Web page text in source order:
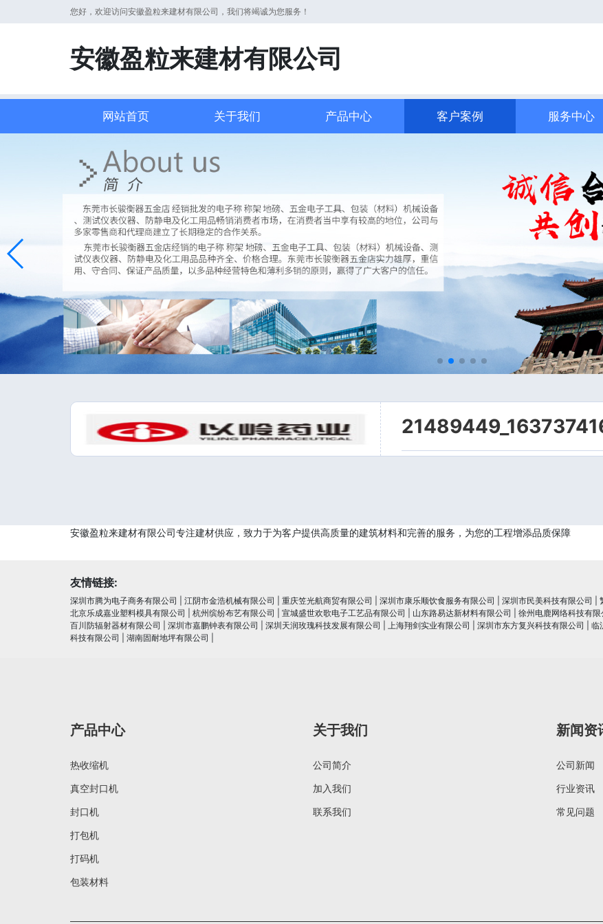
您好，欢迎访问安徽盈粒来建材有限公司，我们将竭诚为您服务！
安徽盈粒来建材有限公司
网站首页 关于我们 产品中心 客户案例 服务中心
安徽盈粒来建材有限公司专注建材供应，致力于为客户提供高质量的建筑材料和完善的服务，为您的工程增添品质保障
友情链接:
深圳市腾为电子商务有限公司 江阴市金浩机械有限公司 重庆笠光航商贸有限公司 深圳市康乐顺饮食服务有限公司 深圳市民美科技有限公司
北京乐成嘉业塑料模具有限公司
杭州缤纷布艺有限公司 宣城盛世欢歌电子工艺品有限公司 山东路易达新材料有限公司 徐州电鹿网络科技有限
百川防辐射器材有限公司
深圳市嘉鹏钟表有限公司 深圳天润玫瑰科技发展有限公司 上海翔剑实业有限公司 深圳市东方复兴科技有限公司 临
科技有限公司
湖南固耐地坪有限公司
产品中心
热收缩机
真空封口机
封口机
打包机
打码机
包装材料
关于我们
公司简介
加入我们
联系我们
新闻资
公司新闻
行业资讯
常见问题